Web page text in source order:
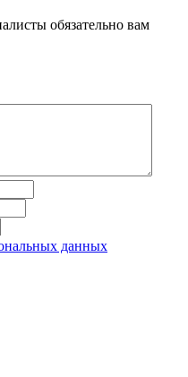
обязательно вам
данных